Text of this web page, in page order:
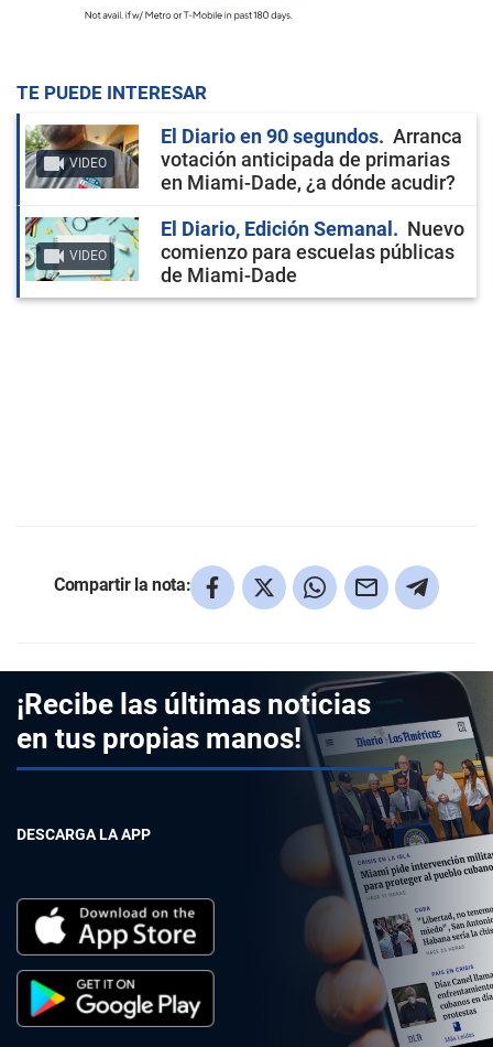
TE PUEDE INTERESAR
VIDEO
El Diario en 90 segundos
Arranca
votación anticipada de primarias
en Miami-Dade, ¿a dónde acudir?
VIDEO
El Diario, Edición Semanal
Nuevo
comienzo para escuelas públicas
de Miami-Dade
Compartir la nota:
¡Recibe las últimas noticias
en tus propias manos!
DESCARGA LA APP